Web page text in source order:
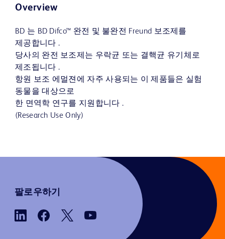
Overview
BD 는 BD Difco™ 완전 및 불완전 Freund 보조제를
제공합니다 .
당사의 완전 보조제는 우락균 또는 결핵균 유기체로
제조됩니다 .
항원 보조 에멀젼에 자주 사용되는 이 제품들은 실험
동물을 대상으로
한 면역학 연구를 지원합니다 .
(Research Use Only)
팔로우하기